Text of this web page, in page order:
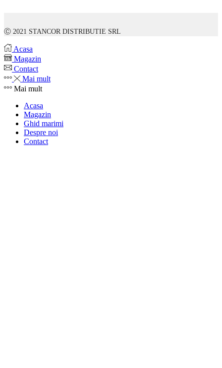
Ⓒ 2021 STANCOR DISTRIBUTIE SRL
Acasa
Magazin
Contact
Mai mult
Mai mult
Acasa
Magazin
Ghid marimi
Despre noi
Contact